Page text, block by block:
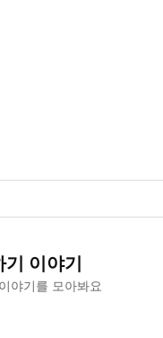
기 이야기
이야기를 모아봐요